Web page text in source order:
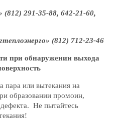
291-35-88, 642-21-60,
(812) 712-23-46
при обнаружении выхода
пара или вытекания на
образовании промоин,
Не пытайтесь